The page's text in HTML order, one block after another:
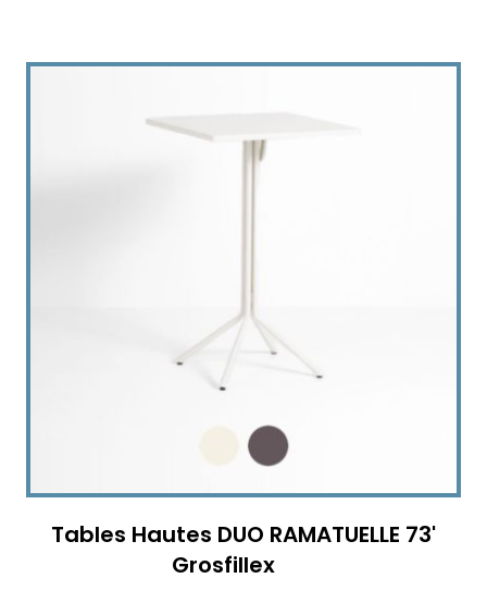
Tables Hautes DUO RAMATUELLE 73'
Grosfillex